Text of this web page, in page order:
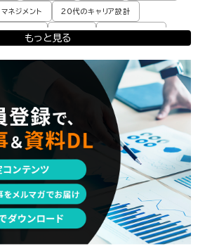
マネジメント 20代のキャリア設計
モーション 業界動向 コンサル現場論
独立・フリーランス
パートナー
画・事業企画 メンタルケア
クライフバランス 移住・二拠点生活 AI活用
キリング・資格 M&A・ファイナンス
もっと見る